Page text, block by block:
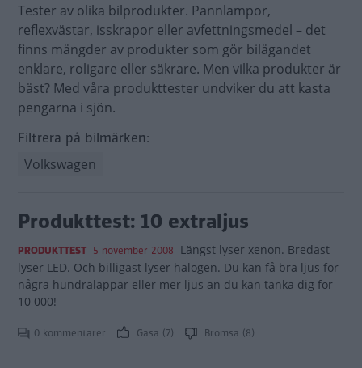
Tester av olika bilprodukter. Pannlampor,
reflexvästar, isskrapor eller avfettningsmedel – det
finns mängder av produkter som gör bilägandet
enklare, roligare eller säkrare. Men vilka produkter är
bäst? Med våra produkttester undviker du att kasta
pengarna i sjön.
Filtrera på bilmärken:
Volkswagen
Produkttest: 10 extraljus
PRODUKTTEST 5 november 2008 Längst lyser xenon. Bredast
lyser LED. Och billigast lyser halogen. Du kan få bra ljus för
några hundralappar eller mer ljus än du kan tänka dig för
10 000!
0 kommentarer Gasa (7) Bromsa (8)